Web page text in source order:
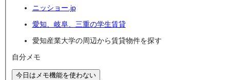
ニッショー.jp
愛知、岐阜、三重の学生賃貸
愛知産業大学の周辺から賃貸物件を探す
自分メモ
今日はメモ機能を使わない